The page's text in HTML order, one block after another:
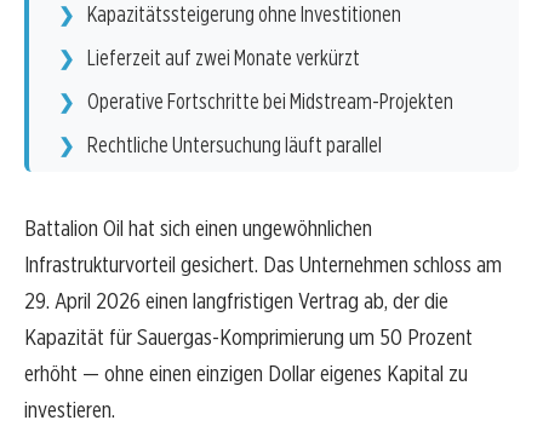
Kapazitätssteigerung ohne Investitionen
Lieferzeit auf zwei Monate verkürzt
Operative Fortschritte bei Midstream-Projekten
Rechtliche Untersuchung läuft parallel
Battalion Oil hat sich einen ungewöhnlichen
Infrastrukturvorteil gesichert. Das Unternehmen schloss am
29. April 2026 einen langfristigen Vertrag ab, der die
Kapazität für Sauergas-Komprimierung um 50 Prozent
erhöht — ohne einen einzigen Dollar eigenes Kapital zu
investieren.